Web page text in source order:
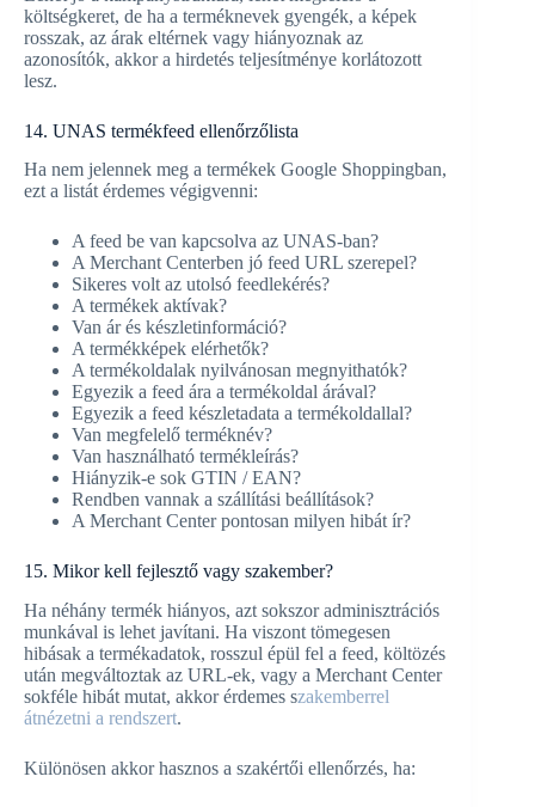
költségkeret, de ha a terméknevek gyengék, a képek
rosszak, az árak eltérnek vagy hiányoznak az
azonosítók, akkor a hirdetés teljesítménye korlátozott
lesz.
14. UNAS termékfeed ellenőrzőlista
Ha nem jelennek meg a termékek Google Shoppingban,
ezt a listát érdemes végigvenni:
A feed be van kapcsolva az UNAS-ban?
A Merchant Centerben jó feed URL szerepel?
Sikeres volt az utolsó feedlekérés?
A termékek aktívak?
Van ár és készletinformáció?
A termékképek elérhetők?
A termékoldalak nyilvánosan megnyithatók?
Egyezik a feed ára a termékoldal árával?
Egyezik a feed készletadata a termékoldallal?
Van megfelelő terméknév?
Van használható termékleírás?
Hiányzik-e sok GTIN / EAN?
Rendben vannak a szállítási beállítások?
A Merchant Center pontosan milyen hibát ír?
15. Mikor kell fejlesztő vagy szakember?
Ha néhány termék hiányos, azt sokszor adminisztrációs
munkával is lehet javítani. Ha viszont tömegesen
hibásak a termékadatok, rosszul épül fel a feed, költözés
után megváltoztak az URL-ek, vagy a Merchant Center
sokféle hibát mutat, akkor érdemes szakemberrel
átnézetni a rendszert.
Különösen akkor hasznos a szakértői ellenőrzés, ha: